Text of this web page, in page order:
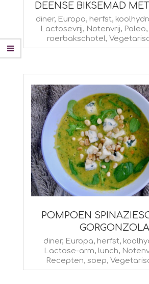
DEENSE BIKSEMAD
2025-
01-
diner, Europa, herfst,
Lactosevrij, Notenvrij, Paleo,
roerbakschotel,
POMPOEN
GORGONZOLA
2025-diner, Europa, herfst,
Lactose-arm, lunch,
Recepten, soep,